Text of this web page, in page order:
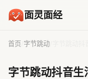
面灵面经
首页 字节跳动
字节跳动抖音